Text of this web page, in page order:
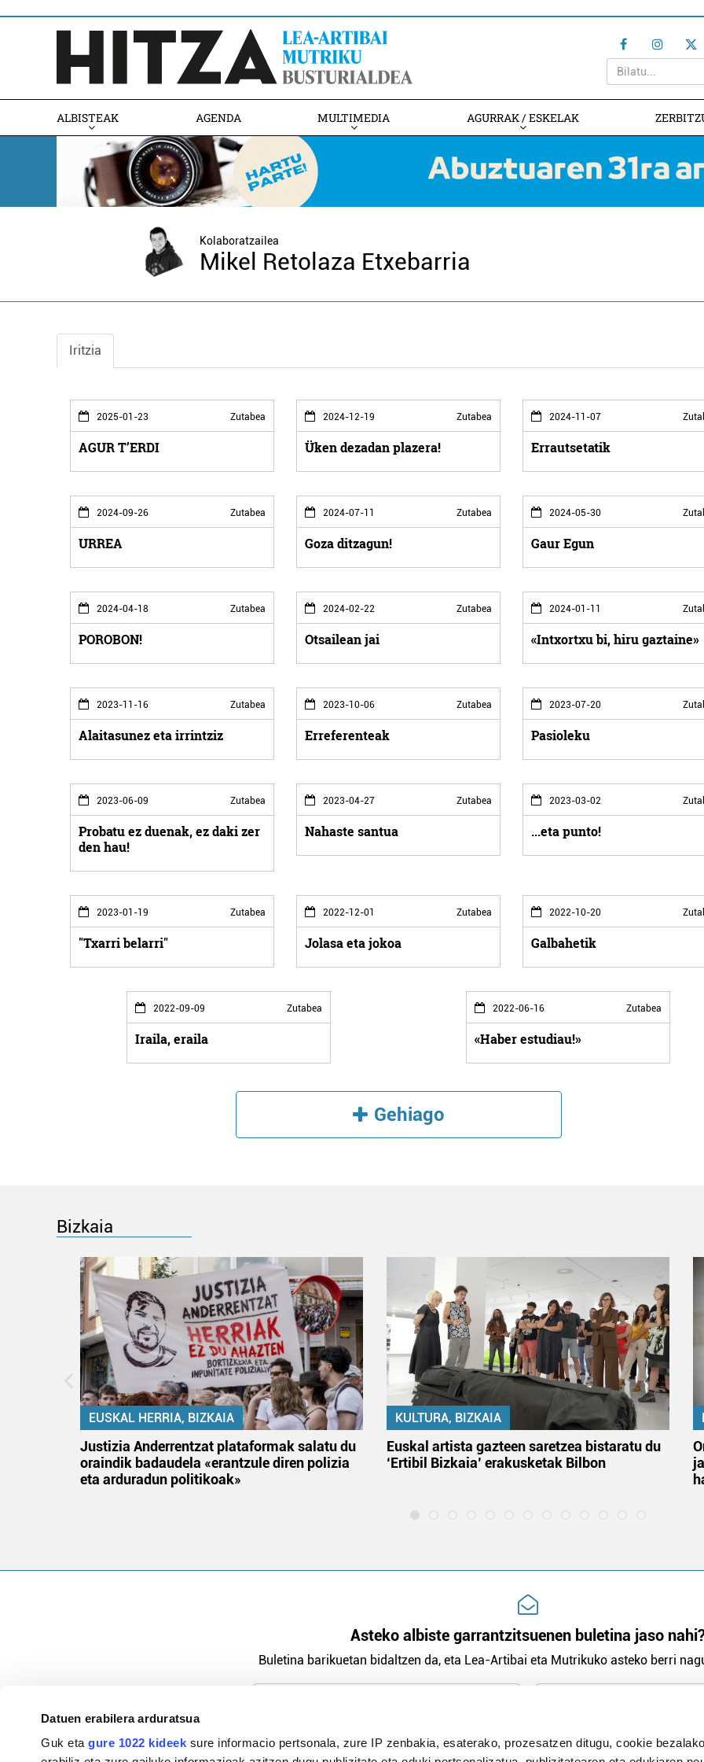
Datuen erabilera arduratsua
Guk etagure 1022 kideek sure informacio pertsonala, zure IP zenbakia, esaterako, prozesatzen ditugu, cookie
ALBISTEAK AGENDA MULTIMEDIA AGURRAK / ESKELAK
Kolaboratzailea
Mikel Retolaza Etxebarria
Iritzia
2025-01-23 Zutabea
AGUR T’ERDI
2024-12-19 Zutabea
Üken dezadan plazera!
2024-11-07
Errautsetatik
2024-09-26 Zutabea
URREA
2024-07-11 Zutabea
Goza ditzagun!
2024-05-30
Gaur Egun
2024-04-18 Zutabea
POROBON!
2024-02-22 Zutabea
Otsailean jai
2024-01-11
«Intxortxu bi, hiru gaztaine»
2023-11-16 Zutabea
Alaitasunez eta irrintziz
2023-10-06 Zutabea
Erreferenteak
2023-07-20
Pasioleku
2023-06-09 Zutabea
Probatu ez duenak, ez daki zer
den hau!
2023-04-27 Zutabea
Nahaste santua
2023-03-02
...eta punto!
2023-01-19 Zutabea
"Txarri belarri"
2022-12-01 Zutabea
Jolasa eta jokoa
2022-10-20
Galbahetik
2022-09-09 Zutabea
Iraila, eraila
2022-06-16 Zutabea
«Haber estudiau!»
Gehiago
Bizkaia
EUSKAL HERRIA, BIZKAIA
Justizia Anderrentzat plataformak salatu du
oraindik badaudela «erantzule diren polizia
eta arduradun politikoak»
KULTURA, BIZKAIA
Euskal artista gazteen saretzea bistaratu du
‘Ertibil Bizkaia’ erakusketak Bilbon
Asteko albiste garrantzitsuenen buletina jaso
Buletina barikuetan bidaltzen da, eta Lea-Artibai eta Mutrikuko asteko berri